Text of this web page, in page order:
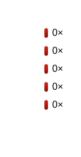
0×
0×
0×
0×
0×